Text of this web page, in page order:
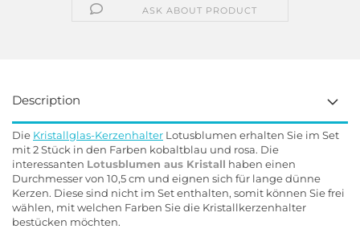
ASK ABOUT PRODUCT
Description
Die Kristallglas-Kerzenhalter Lotusblumen erhalten Sie im Set
mit 2 Stück in den Farben kobaltblau und rosa. Die
interessanten Lotusblumen aus Kristall haben einen
Durchmesser von 10,5 cm und eignen sich für lange dünne
Kerzen. Diese sind nicht im Set enthalten, somit können Sie frei
wählen, mit welchen Farben Sie die Kristallkerzenhalter
bestücken möchten.